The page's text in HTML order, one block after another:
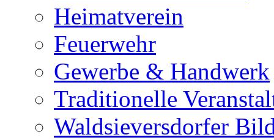
Heimatverein
Feuerwehr
Gewerbe & Handwerk
Traditionelle
Waldsieversdorfer